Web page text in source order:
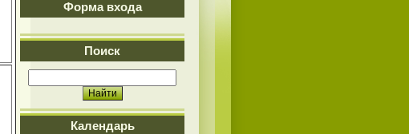
Форма входа
Поиск
Календарь